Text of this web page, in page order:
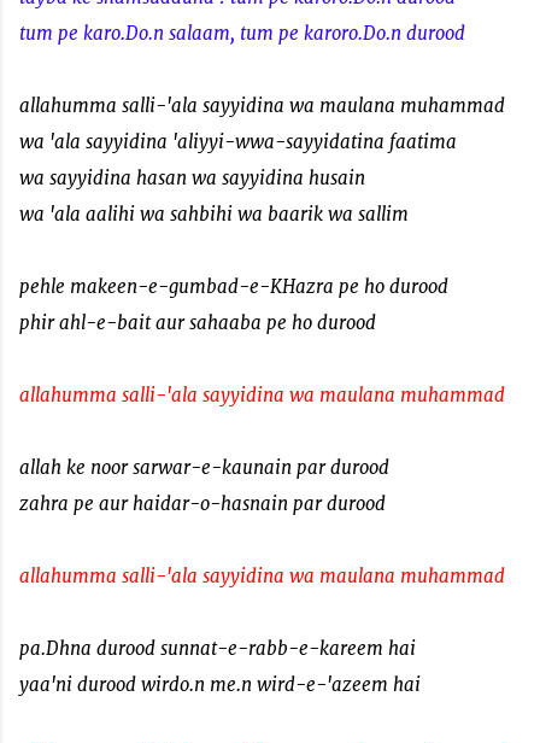
tum pe karo.Do.n salaam, tum pe karoro.Do.n durood
allahumma salli-'ala sayyidina wa maulana muhammad
wa 'ala sayyidina 'aliyyi-wwa-sayyidatina faatima
wa sayyidina hasan wa sayyidina husain
wa 'ala aalihi wa sahbihi wa baarik wa sallim
pehle makeen-e-gumbad-e-KHazra pe ho durood
phir ahl-e-bait aur sahaaba pe ho durood
allahumma salli-'ala sayyidina wa maulana muhammad
allah ke noor sarwar-e-kaunain par durood
zahra pe aur haidar-o-hasnain par durood
allahumma salli-'ala sayyidina wa maulana muhammad
pa.Dhna durood sunnat-e-rabb-e-kareem hai
yaa'ni durood wirdo.n me.n wird-e-'azeem hai